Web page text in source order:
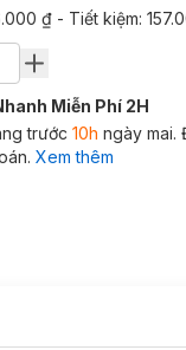
₫ - Tiết kiệm:
Miễn Phí 2H
trước 10h ngày mai.
Xem thêm